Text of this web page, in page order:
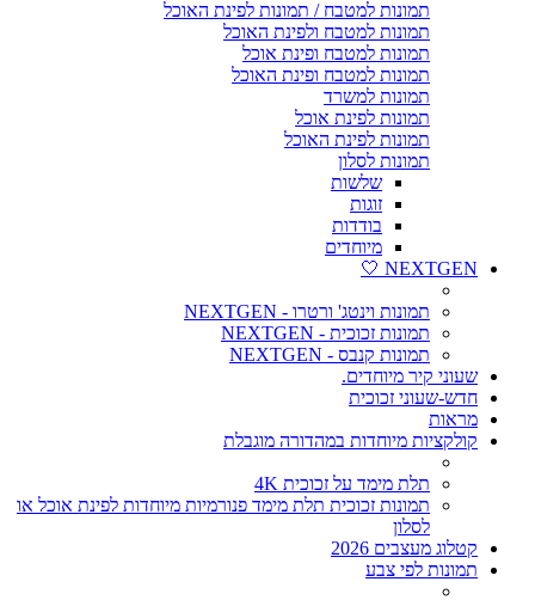
תמונות למטבח / תמונות לפינת האוכל
תמונות למטבח ולפינת האוכל
תמונות למטבח ופינת אוכל
תמונות למטבח ופינת האוכל
תמונות למשרד
תמונות לפינת אוכל
תמונות לפינת האוכל
תמונות לסלון
שלשות
זוגות
בודדות
מיוחדים
NEXTGEN 🤍
תמונות וינטג' ורטרו - NEXTGEN
תמונות זכוכית - NEXTGEN
תמונות קנבס - NEXTGEN
שעוני קיר מיוחדים.
חדש-שעוני זכוכית
מראות
קולקציות מיוחדות במהדורה מוגבלת
תלת מימד על זכוכית 4K
תמונות זכוכית תלת מימד פנורמיות מיוחדות לפינת אוכל או
לסלון
קטלוג מעצבים 2026
תמונות לפי צבע